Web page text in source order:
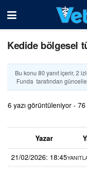
Kedide bölgesel
Bu konu 80 yanıt içerir, 2
Funda tarafından
6 yazı görüntüleniyor -
Yazar
21/02/2026: 18:45